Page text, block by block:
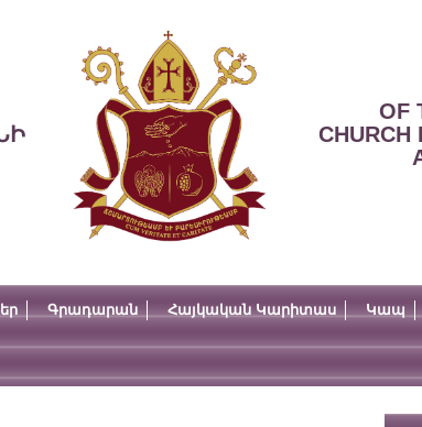
OF
CHURCH
Գրադարան Հայկական Կարիտաս Կապ